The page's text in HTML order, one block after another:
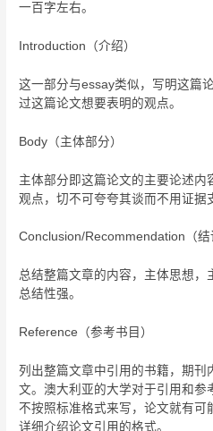
一百字左右。
Introduction（介绍）
这一部分与essay类似，写明这篇
过这篇论文想要表明的观点。
Body（主体部分）
主体部分即这篇论文的主要论述内
观点，切不可夸夸其谈而不用证据
Conclusion/Recommendation（结
总结整篇文章的内容，主体思想，
总结性强。
Reference（参考书目）
列出整篇文章中引用的书籍，期刊
文。澳大利亚的大学对于引用和参
不按照标准格式来写，论文就有可
详细介绍论文引用的格式。